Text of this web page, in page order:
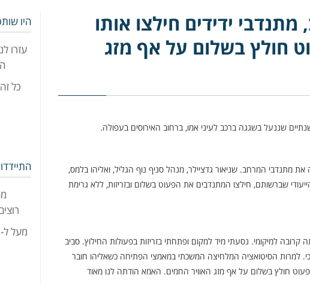
על אף מזגידידים חילצו אותו
חולץ בשלום על אף מזג
שננעל בשגגה ברכב לעיני אמו, ברחוב האירוסים בעפולה.
מתנדבי המרחב. שניאור גדציילר, מנהל סניף נוף הגליל, ואליהו בלמס,
שברשותם, חילצו המתנדבים את הפעוט בשלום ובזריזות, ללא גרימת
למיקומי. נסעתי מיד למקום ופתחתי בזריזות בפעולות החילוץ. סביב
למרות הסיטואציה המלחיצה המשכתי במאמצי הפתיחה כשאליהו חובר
חולץ בשלום על אף מזג האוויר החמים. האמא הודתה לנו מאוד
היו
עזרו
כל